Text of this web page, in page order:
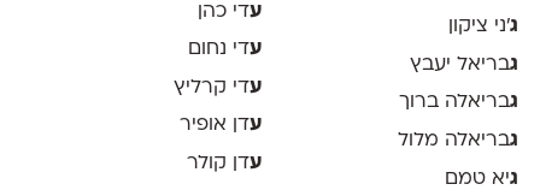
ג׳ני ציקון
גבריאל יעבץ
גבריאלה ברוך
גבריאלה מלול
גיא טמם
עדי כהן
עדי נחום
עדי קרליץ
עדן אופיר
עדן קולר